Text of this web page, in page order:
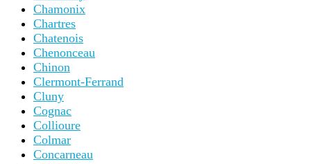
Chamonix
Chartres
Chatenois
Chenonceau
Chinon
Clermont-Ferrand
Cluny
Cognac
Collioure
Colmar
Concarneau